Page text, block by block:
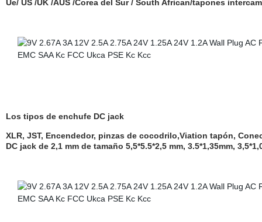
Ue/ US /UK /AUS /Corea del Sur / South African/tapones
Los tipos de enchufe DC jack
XLR, JST, Encendedor, pinzas de cocodrilo,Viation tapón,
DC jack de 2,1 mm de tamaño 5,5*5.5*2,5 mm, 3.5*1,35mm,